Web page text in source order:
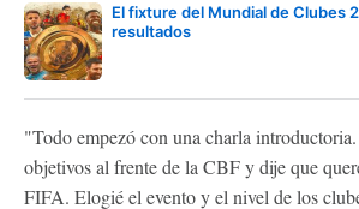
El fixture del Mundial de Clubes
resultados
"Todo empezó con una charla
objetivos al frente de la CBF y dije que
FIFA. Elogié el evento y el nivel de los